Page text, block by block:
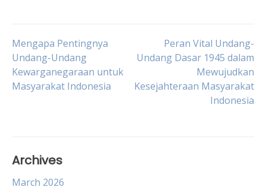
Post
navigation
Mengapa Pentingnya
Undang-Undang
Kewarganegaraan untuk
Masyarakat Indonesia
Peran Vital Undang-
Undang Dasar 1945 dalam
Mewujudkan
Kesejahteraan Masyarakat
Indonesia
Archives
March 2026